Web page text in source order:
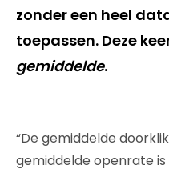
zonder een heel
toepassen. Deze
gemiddelde.
“De gemiddelde
gemiddelde openrate